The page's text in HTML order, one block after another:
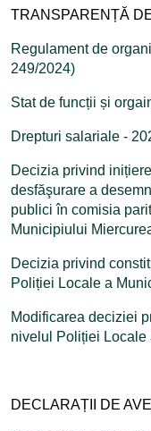
TRANSPARENȚĂ
Regulament de
249/2024)
Stat de funcții și
Drepturi salariale -
Decizia privind
desfăşurare a
publici în comisia
Municipiului
Decizia privind
Poliției Locale a
Modificarea deciziei
nivelul Poliției Locale
DECLARAȚII DE